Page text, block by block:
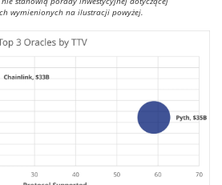
wymienionych na ilustracji powyżej.